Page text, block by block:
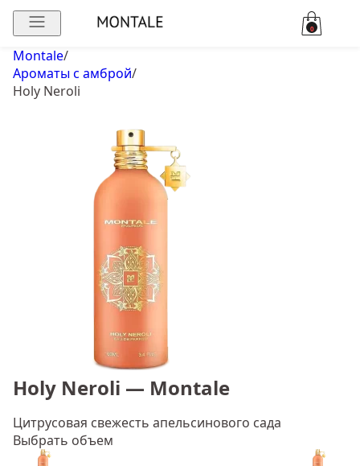
0
Montale/
Ароматы с амброй/
Holy Neroli
Holy Neroli — Montale
Цитрусовая свежесть апельсинового сада
Выбрать объем